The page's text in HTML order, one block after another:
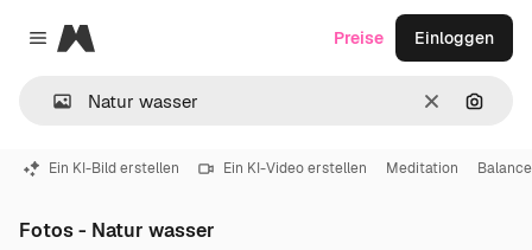
Close menu
Magnific
LöschenNach
Preise Einloggen
Ein KI-Bild erstellen Ein KI-Video erstellen Meditation Balance
Fotos - Natur wasser